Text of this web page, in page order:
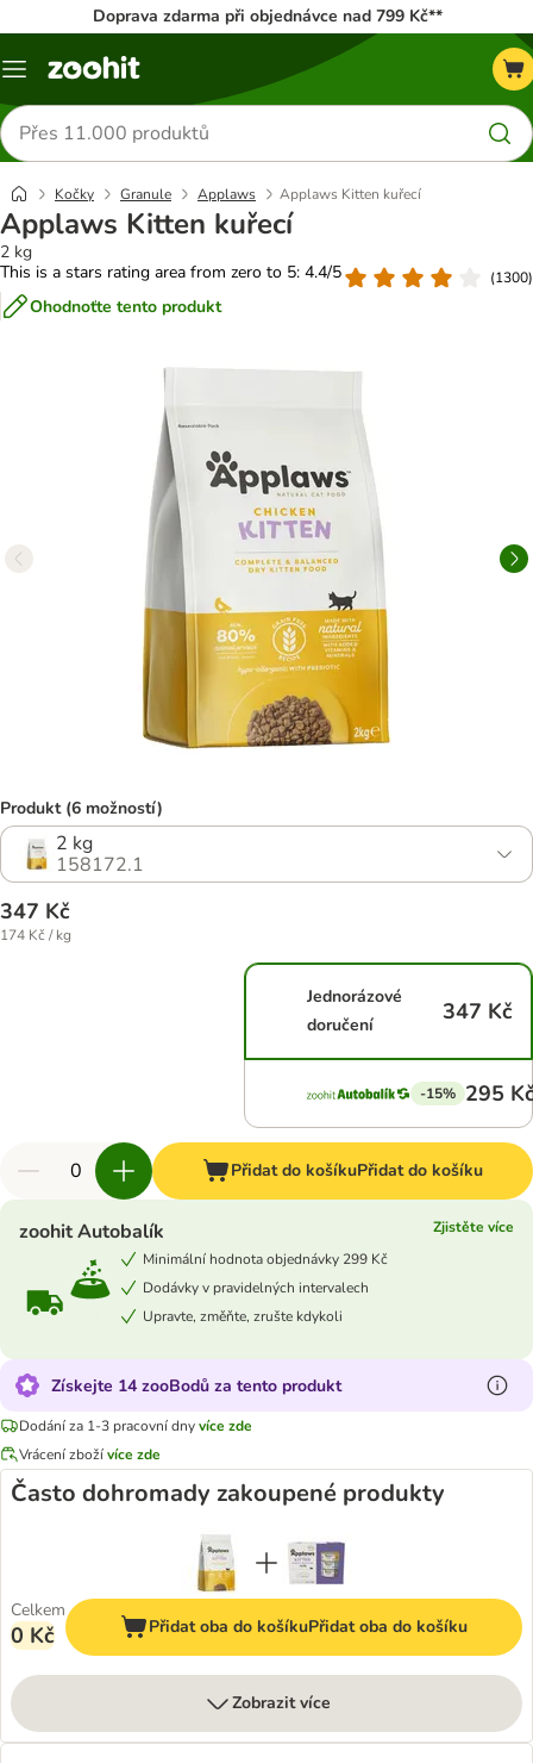
Doprava zdarma při objednávce nad 799 Kč**
Menu
Hledat
produkty
Kočky Granule Applaws Applaws Kitten kuřecí
Applaws Kitten kuřecí
2 kg
This is a stars rating area from zero to 5: 4.4/5
(1300)
Ohodnoťte tento produkt
Produkt (6 možností)
2 kg
158172.1
347 Kč
174 Kč / kg
Jednorázové
doručení
347 Kč
-15% 295
Přidat do košíkuPřidat do košíku
zoohit Autobalík
Zjistěte více
Minimální hodnota objednávky 299 Kč
Dodávky v pravidelných intervalech
Upravte, změňte, zrušte kdykoli
Získejte 14 zooBodů za tento produkt
Dodání za 1-3 pracovní dnyvíce zde
Vrácení zbožívíce zde
Často dohromady zakoupené produkty
Celkem
0 Kč Přidat oba do košíkuPřidat oba do košíku
Zobrazit více